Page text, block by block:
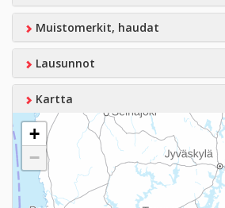
Muistomerkit, haudat
Lausunnot
Kartta
+
−